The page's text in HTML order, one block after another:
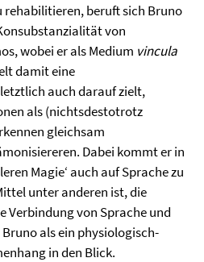
rehabilitieren, beruft sich Bruno
von
wobei er als Medium vincula
damit eine
auch darauf zielt,
als (nichtsdestotrotz
gleichsam
Dabei kommt er in
Magie‘ auch auf Sprache zu
unter anderen ist, die
Verbindung von Sprache und
als ein physiologisch-
in den Blick.